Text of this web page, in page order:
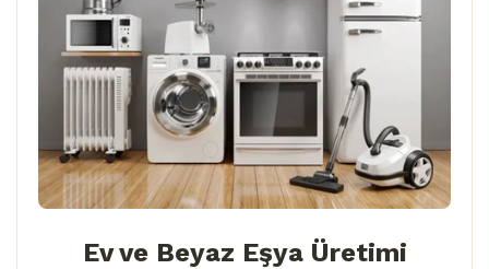
Ev ve Beyaz Eşya Üretimi